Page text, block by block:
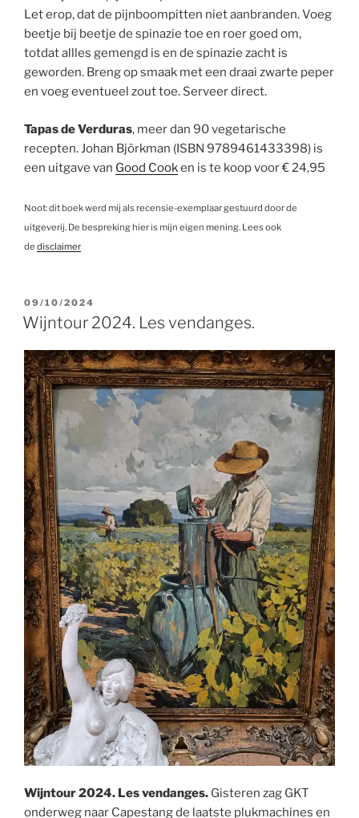
Let erop, dat de pijnboompitten niet aanbranden. Voeg
beetje bij beetje de spinazie toe en roer goed om,
totdat allles gemengd is en de spinazie zacht is
geworden. Breng op smaak met een draai zwarte peper
en voeg eventueel zout toe. Serveer direct.
Tapas de Verduras, meer dan 90 vegetarische
recepten. Johan Björkman (ISBN 9789461433398) is
een uitgave van Good Cooken is te koop voor € 24,95
Noot: dit boek werd mij als recensie-exemplaar gestuurd door de
uitgeverij. De bespreking hier is mijn eigen mening. Lees ook
de disclaimer
GEPLAATST
OP
09/10/2024
Wijntour 2024. Les vendanges.
Wijntour 2024. Les vendanges. Gisteren zag GKT
onderweg naar Capestang de laatste plukmachines en